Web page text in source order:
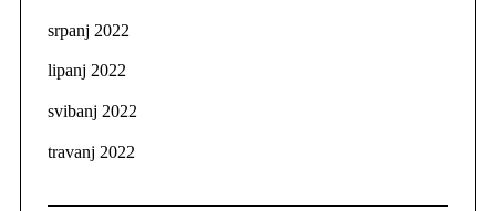
srpanj 2022
lipanj 2022
svibanj 2022
travanj 2022